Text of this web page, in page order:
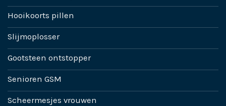
Hooikoorts pillen
Slijmoplosser
Gootsteen ontstopper
Senioren GSM
Scheermesjes vrouwen